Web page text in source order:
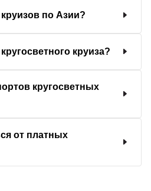
по Азии?
круиза?
кругосветных
от платных